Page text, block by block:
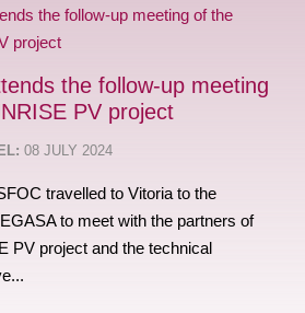
the follow-up meeting
PV project
08 JULY 2024
travelled to Vitoria to the
to meet with the partners of
PV project and the technical